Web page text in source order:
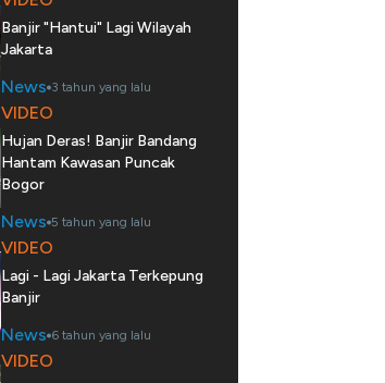
Banjir "Hantui" Lagi Wilayah
Jakarta
News 3 tahun yang lalu
VIDEO
Hujan Deras! Banjir Bandang
Hantam Kawasan Puncak
Bogor
News 5 tahun yang lalu
VIDEO
Lagi - Lagi Jakarta Terkepung
Banjir
News 6 tahun yang lalu
VIDEO